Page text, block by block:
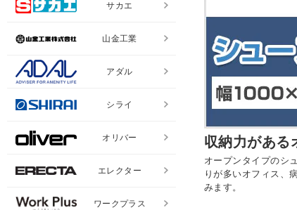
収納力がある
オープンタイプのシ
りが多いオフィス、
みます。
サカエ
山金工業
アダル
シライ
オリバー
エレクター
ワークプラス